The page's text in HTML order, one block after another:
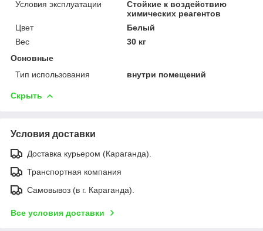
Условия эксплуатации
Стойкие к воздействию
химических реагентов
Цвет
Белый
Вес
30 кг
Основные
Тип использования
внутри помещений
Скрыть
Условия доставки
Доставка курьером (Караганда).
Транспортная компания
Самовывоз (в г. Караганда).
Все условия доставки